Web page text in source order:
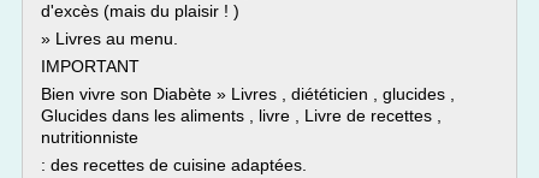
d'excès (mais du plaisir ! )
» Livres au menu.
IMPORTANT
Bien vivre son Diabète » Livres , diététicien , glucides ,
Glucides dans les aliments , livre , Livre de recettes ,
nutritionniste
: des recettes de cuisine adaptées.